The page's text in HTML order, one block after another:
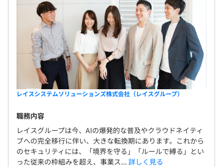
レイスシステムソリューションズ株式会社（レイスグループ）
職務内容
レイスグループは今、AIの爆発的な普及やクラウドネイティ
ブへの完全移行に伴い、大きな転換期にあります。これから
のセキュリティには、「境界を守る」「ルールで縛る」とい
った従来の枠組みを超え、事業ス... 詳しく見る